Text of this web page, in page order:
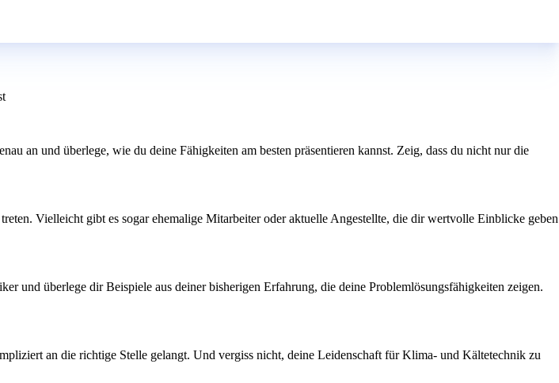
an und überlege, wie du deine Fähigkeiten am besten präsentieren kannst. Zeig, dass du nicht nur die
Vielleicht gibt es sogar ehemalige Mitarbeiter oder aktuelle Angestellte, die dir wertvolle Einblicke geben
und überlege dir Beispiele aus deiner bisherigen Erfahrung, die deine Problemlösungsfähigkeiten zeigen.
an die richtige Stelle gelangt. Und vergiss nicht, deine Leidenschaft für Klima- und Kältetechnik zu